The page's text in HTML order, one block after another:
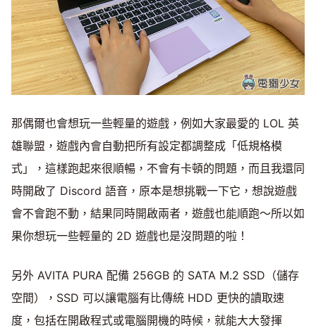
那偶爾也會想玩一些輕量的遊戲，例如大家最愛的 LOL 英
雄聯盟，遊戲內會自動把所有設定都調整成「低規格模
式」，這樣跑起來很順暢，不會有卡頓的問題，而且我還同
時開啟了 Discord 語音，原本是想挑戰一下它，想說遊戲
會不會跑不動，結果同時開啟兩者，遊戲也能順跑～所以如
果你想玩一些輕量的 2D 遊戲也是沒問題的啦！
另外 AVITA PURA 配備 256GB 的 SATA M.2 SSD（儲存
空間），SSD 可以讓電腦有比傳統 HDD 更快的讀取速
度，包括在開啟程式或電腦開機的時候，就能大大發揮